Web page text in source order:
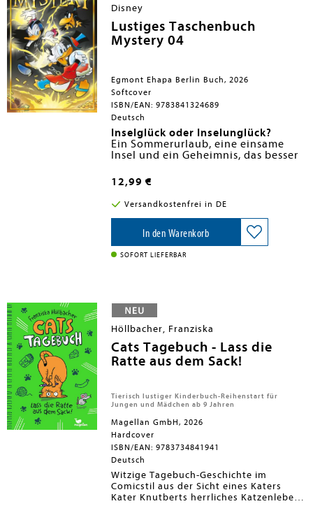
Disney
Lustiges Taschenbuch
Mystery 04
Egmont Ehapa Berlin Buch, 2026
Softcover
ISBN/EAN: 9783841324689
Deutsch
Inselglück oder Inselunglück?
Ein Sommerurlaub, eine einsame
Insel und ein Geheimnis, das besser
einem heftigen Sturm stranden
Micky und Minnie auf einem
scheinbar paradiesischen Eiland.
Doch hinter der idyllischen Fassade
häufen sich rätselhafte Vorfälle.
Schnell wird klar: Hier stimmt etwas
nicht - und manche Mitreisende
wissen offenbar mehr, als sie
Spannende Geheimnisse aus
Entenhausen warten im LTB
Mystery 4!
12,99 €
Versandkostenfrei in DE
In den Warenkorb
SOFORT LIEFERBAR
Höllbacher, Franziska
Cats Tagebuch - Lass die
Ratte aus dem Sack!
Tierisch lustiger Kinderbuch-Reihenstart für
Jungen und Mädchen ab 9 Jahren
Magellan GmbH, 2026
Hardcover
ISBN/EAN: 9783734841941
Deutsch
Witzige Tagebuch-Geschichte im
Comicstil aus der Sicht eines Katers
Kater Knutberts herrliches Katzenleben